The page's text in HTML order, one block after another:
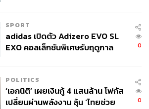
SPORT
adidas เปิดตัว Adizero EVO SL
EXO คอลเล็กชันพิเศษรับฤดูกาล
0
POLITICS
‘เอกนิติ’ เผยเงินกู้ 4 แสนล้าน โฟกัส
เปลี่ยนผ่านพลังงาน ลุ้น ‘ไทยช่วย
0